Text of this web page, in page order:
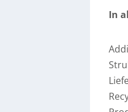
In